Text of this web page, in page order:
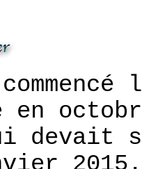
en
devait